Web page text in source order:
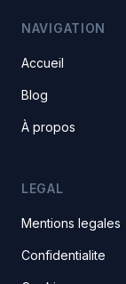
NAVIGATION
Accueil
Blog
À propos
LEGAL
Mentions legales
Confidentialite